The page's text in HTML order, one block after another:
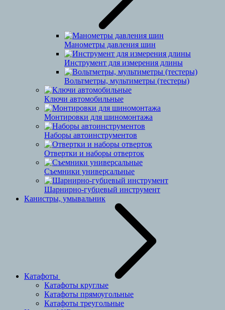
Манометры давления шин
Инструмент для измерения длины
Вольтметры, мультиметры (тестеры)
Ключи автомобильные
Монтировки для шиномонтажа
Наборы автоинструментов
Отвертки и наборы отверток
Съемники универсальные
Шарнирно-губцевый инструмент
Канистры, умывальник
Катафоты
Катафоты круглые
Катафоты прямоугольные
Катафоты треугольные